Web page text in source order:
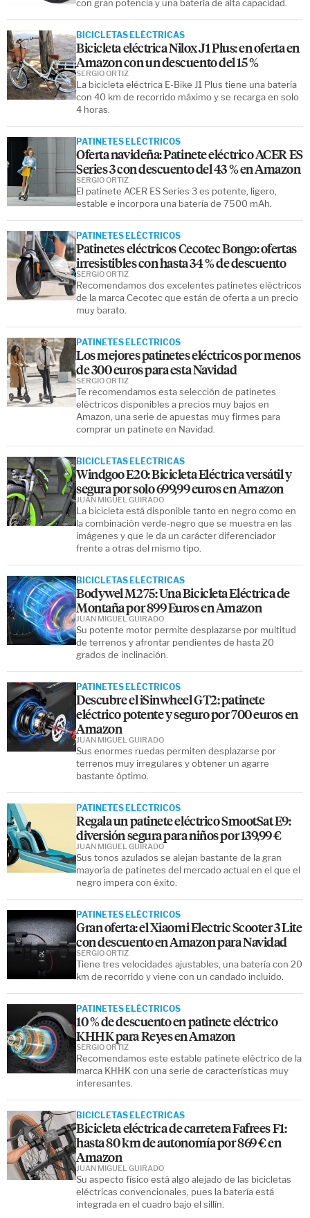
con gran potencia y una batería de alta capacidad.
BICICLETAS ELÉCTRICAS
Bicicleta eléctrica Nilox J1 Plus: en oferta en
Amazon con un descuento del 15 %
La bicicleta eléctrica E-Bike J1 Plus tiene una batería
con 40 km de recorrido máximo y se recarga en solo
4 horas.
SERGIO ORTIZ
PATINETES ELÉCTRICOS
Oferta navideña: Patinete eléctrico ACER ES
Series 3 con descuento del 43 % en Amazon
El patinete ACER ES Series 3 es potente, ligero,
estable e incorpora una batería de 7500 mAh.
SERGIO ORTIZ
PATINETES ELÉCTRICOS
Patinetes eléctricos Cecotec Bongo: ofertas
irresistibles con hasta 34 % de descuento
Recomendamos dos excelentes patinetes eléctricos
de la marca Cecotec que están de oferta a un precio
muy barato.
SERGIO ORTIZ
PATINETES ELÉCTRICOS
Los mejores patinetes eléctricos por menos
de 300 euros para esta Navidad
Te recomendamos esta selección de patinetes
eléctricos disponibles a precios muy bajos en
Amazon, una serie de apuestas muy firmes para
comprar un patinete en Navidad.
SERGIO ORTIZ
BICICLETAS ELÉCTRICAS
Windgoo E20: Bicicleta Eléctrica versátil y
segura por solo 699,99 euros en Amazon
La bicicleta está disponible tanto en negro como en
la combinación verde-negro que se muestra en las
imágenes y que le da un carácter diferenciador
frente a otras del mismo tipo.
JUAN MIGUEL GUIRADO
BICICLETAS ELÉCTRICAS
Bodywel M275: Una Bicicleta Eléctrica de
Montaña por 899 Euros en Amazon
Su potente motor permite desplazarse por multitud
de terrenos y afrontar pendientes de hasta 20
grados de inclinación.
JUAN MIGUEL GUIRADO
PATINETES ELÉCTRICOS
Descubre el iSinwheel GT2: patinete
eléctrico potente y seguro por 700 euros en
Amazon
Sus enormes ruedas permiten desplazarse por
terrenos muy irregulares y obtener un agarre
bastante óptimo.
JUAN MIGUEL GUIRADO
PATINETES ELÉCTRICOS
Regala un patinete eléctrico SmootSat E9:
diversión segura para niños por 139,99 €
Sus tonos azulados se alejan bastante de la gran
mayoría de patinetes del mercado actual en el que el
negro impera con éxito.
JUAN MIGUEL GUIRADO
PATINETES ELÉCTRICOS
Gran oferta: el Xiaomi Electric Scooter 3 Lite
con descuento en Amazon para Navidad
Tiene tres velocidades ajustables, una batería con 20
km de recorrido y viene con un candado incluido.
SERGIO ORTIZ
PATINETES ELÉCTRICOS
10 % de descuento en patinete eléctrico
KHHK para Reyes en Amazon
Recomendamos este estable patinete eléctrico de la
marca KHHK con una serie de características muy
interesantes.
SERGIO ORTIZ
BICICLETAS ELÉCTRICAS
Bicicleta eléctrica de carretera Fafrees F1:
hasta 80 km de autonomía por 869 € en
Amazon
Su aspecto físico está algo alejado de las bicicletas
eléctricas convencionales, pues la batería está
integrada en el cuadro bajo el sillín.
JUAN MIGUEL GUIRADO